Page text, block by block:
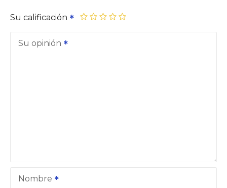
Su calificación
Su opinión
Nombre